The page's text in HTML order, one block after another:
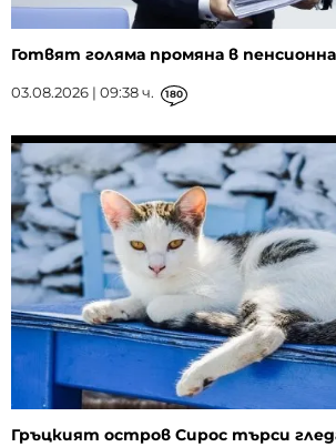
Готвят голяма промяна в
03.08.2026 | 09:38 ч. 180
Гръцкият остров Сирос търси